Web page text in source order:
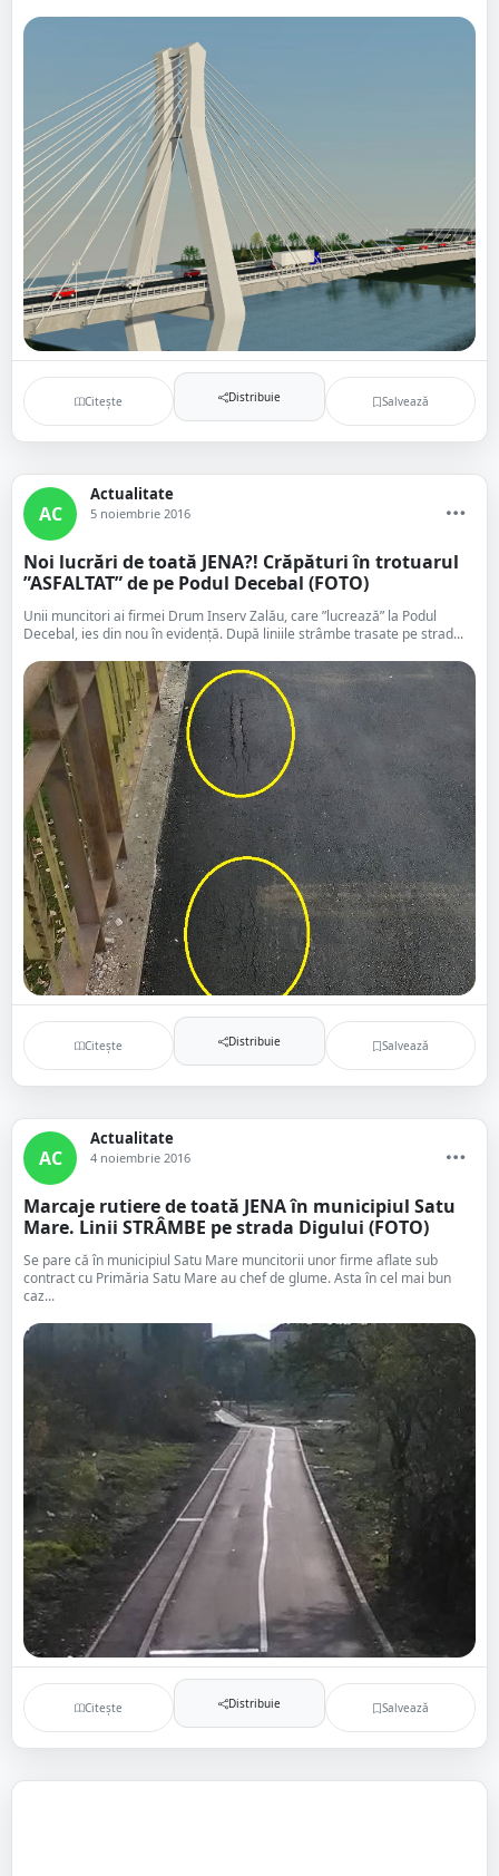
Citește Distribuie Salvează
AC
Actualitate
5 noiembrie 2016
Noi lucrări de toată JENA?! Crăpături în trotuarul
”ASFALTAT” de pe Podul Decebal (FOTO)
Unii muncitori ai firmei Drum Inserv Zalău, care ”lucrează” la Podul
Decebal, ies din nou în evidență. După liniile strâmbe trasate pe strad...
Citește Distribuie Salvează
AC
Actualitate
4 noiembrie 2016
Marcaje rutiere de toată JENA în municipiul Satu
Mare. Linii STRÂMBE pe strada Digului (FOTO)
Se pare că în municipiul Satu Mare muncitorii unor firme aflate sub
contract cu Primăria Satu Mare au chef de glume. Asta în cel mai bun
caz...
Citește Distribuie Salvează